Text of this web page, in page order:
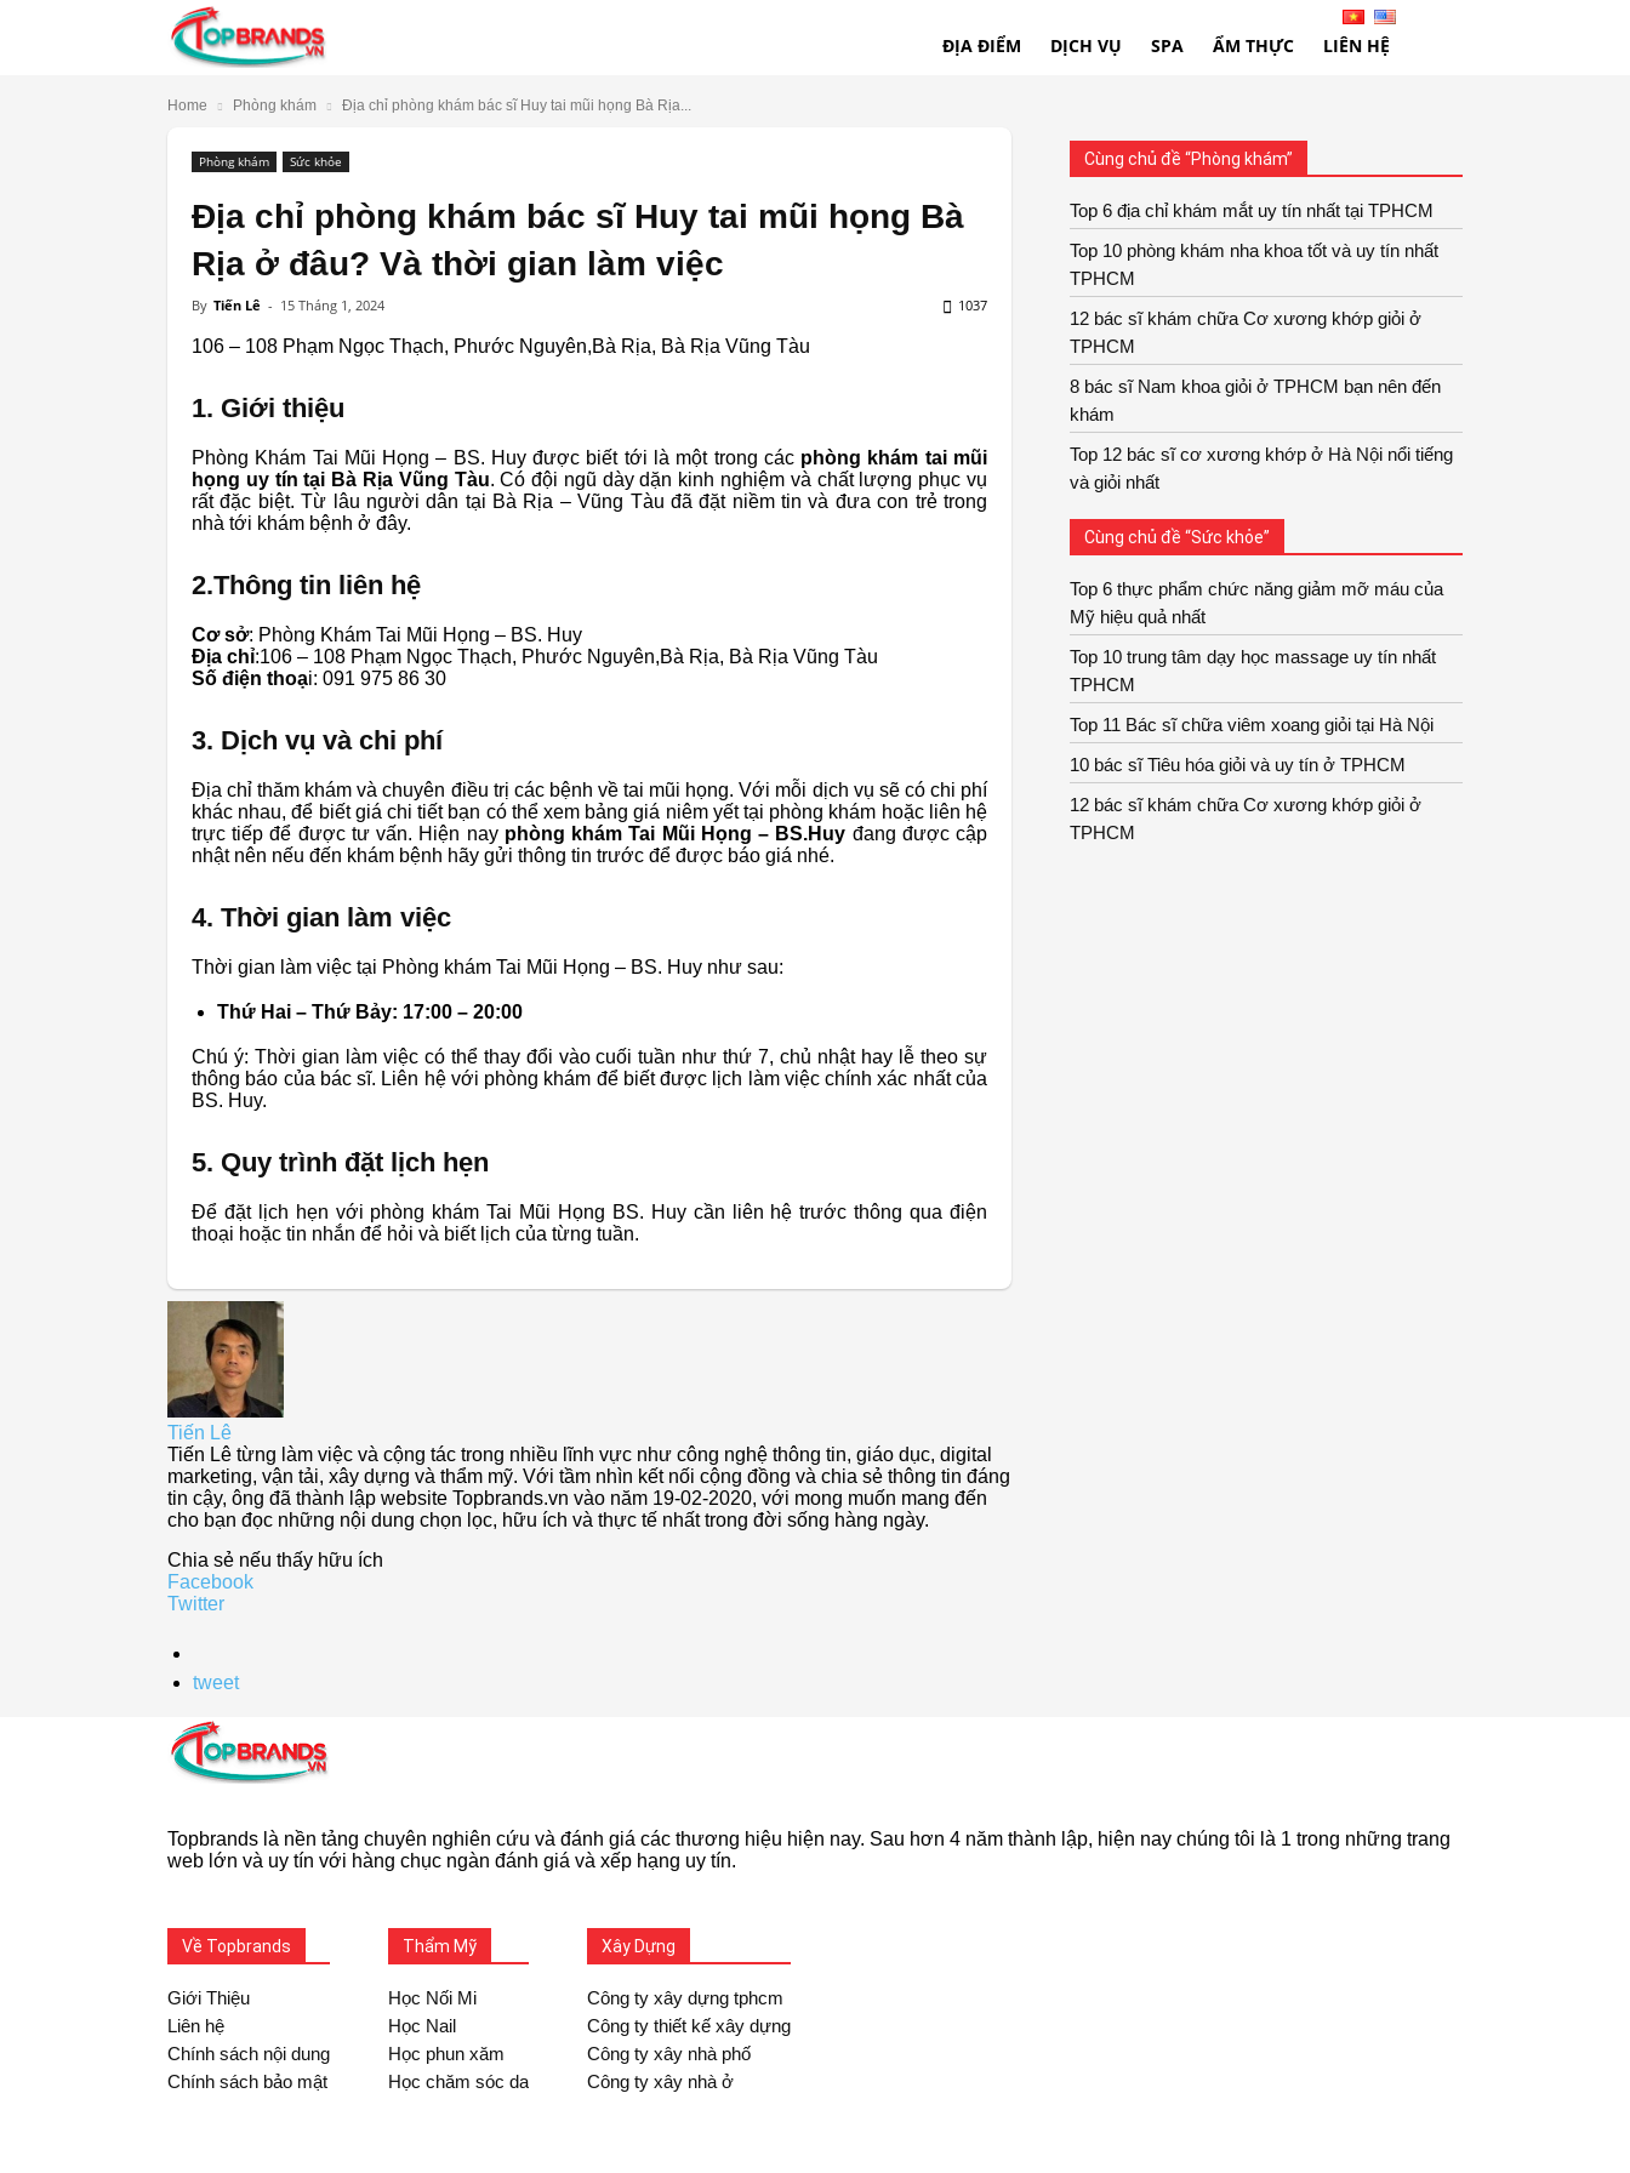
ĐỊA ĐIỂM DỊCH VỤ SPA ẨM THỰC LIÊN HỆ
Home Phòng khám Địa chỉ phòng khám bác sĩ Huy tai mũi họng Bà Rịa...
Phòng khám Sức khỏe
Địa chỉ phòng khám bác sĩ Huy tai mũi họng Bà
Rịa ở đâu? Và thời gian làm việc
By Tiến Lê - 15 Tháng 1, 2024 1037
106 – 108 Phạm Ngọc Thạch, Phước Nguyên,Bà Rịa, Bà Rịa Vũng Tàu
1. Giới thiệu
Phòng Khám Tai Mũi Họng – BS. Huy được biết tới là một trong các phòng khám tai mũi
họng uy tín tại Bà Rịa Vũng Tàu. Có đội ngũ dày dặn kinh nghiệm và chất lượng phục vụ
rất đặc biệt. Từ lâu người dân tại Bà Rịa – Vũng Tàu đã đặt niềm tin và đưa con trẻ trong
nhà tới khám bệnh ở đây.
2.Thông tin liên hệ
Cơ sở: Phòng Khám Tai Mũi Họng – BS. Huy
Địa chỉ:106 – 108 Phạm Ngọc Thạch, Phước Nguyên,Bà Rịa, Bà Rịa Vũng Tàu
Số điện thoại: 091 975 86 30
3. Dịch vụ và chi phí
Địa chỉ thăm khám và chuyên điều trị các bệnh về tai mũi họng. Với mỗi dịch vụ sẽ có chi phí
khác nhau, để biết giá chi tiết bạn có thể xem bảng giá niêm yết tại phòng khám hoặc liên hệ
trực tiếp để được tư vấn. Hiện nay phòng khám Tai Mũi Họng – BS.Huy đang được cập
nhật nên nếu đến khám bệnh hãy gửi thông tin trước để được báo giá nhé.
4. Thời gian làm việc
Thời gian làm việc tại Phòng khám Tai Mũi Họng – BS. Huy như sau:
Thứ Hai – Thứ Bảy: 17:00 – 20:00
Chú ý: Thời gian làm việc có thể thay đổi vào cuối tuần như thứ 7, chủ nhật hay lễ theo sự
thông báo của bác sĩ. Liên hệ với phòng khám để biết được lịch làm việc chính xác nhất của
BS. Huy.
5. Quy trình đặt lịch hẹn
Để đặt lịch hẹn với phòng khám Tai Mũi Họng BS. Huy cần liên hệ trước thông qua điện
thoại hoặc tin nhắn để hỏi và biết lịch của từng tuần.
Tiến Lê
Tiến Lê từng làm việc và cộng tác trong nhiều lĩnh vực như công nghệ thông tin, giáo dục, digital
marketing, vận tải, xây dựng và thẩm mỹ. Với tầm nhìn kết nối cộng đồng và chia sẻ thông tin đáng
tin cậy, ông đã thành lập website Topbrands.vn vào năm 19-02-2020, với mong muốn mang đến
cho bạn đọc những nội dung chọn lọc, hữu ích và thực tế nhất trong đời sống hàng ngày.
Chia sẻ nếu thấy hữu ích
Facebook
Twitter
tweet
Cùng chủ đề “Phòng khám”
Top 6 địa chỉ khám mắt uy tín nhất tại TPHCM
Top 10 phòng khám nha khoa tốt và uy tín nhất
TPHCM
12 bác sĩ khám chữa Cơ xương khớp giỏi ở
TPHCM
8 bác sĩ Nam khoa giỏi ở TPHCM bạn nên đến
khám
Top 12 bác sĩ cơ xương khớp ở Hà Nội nổi tiếng
và giỏi nhất
Cùng chủ đề “Sức khỏe”
Top 6 thực phẩm chức năng giảm mỡ máu của
Mỹ hiệu quả nhất
Top 10 trung tâm dạy học massage uy tín nhất
TPHCM
Top 11 Bác sĩ chữa viêm xoang giỏi tại Hà Nội
10 bác sĩ Tiêu hóa giỏi và uy tín ở TPHCM
12 bác sĩ khám chữa Cơ xương khớp giỏi ở
TPHCM
Topbrands là nền tảng chuyên nghiên cứu và đánh giá các thương hiệu hiện nay. Sau hơn 4 năm thành lập, hiện nay chúng tôi là 1 trong những trang
web lớn và uy tín với hàng chục ngàn đánh giá và xếp hạng uy tín.
Về Topbrands
Giới Thiệu
Liên hệ
Chính sách nội dung
Chính sách bảo mật
Thẩm Mỹ
Học Nối Mi
Học Nail
Học phun xăm
Học chăm sóc da
Xây Dựng
Công ty xây dựng tphcm
Công ty thiết kế xây dựng
Công ty xây nhà phố
Công ty xây nhà ở